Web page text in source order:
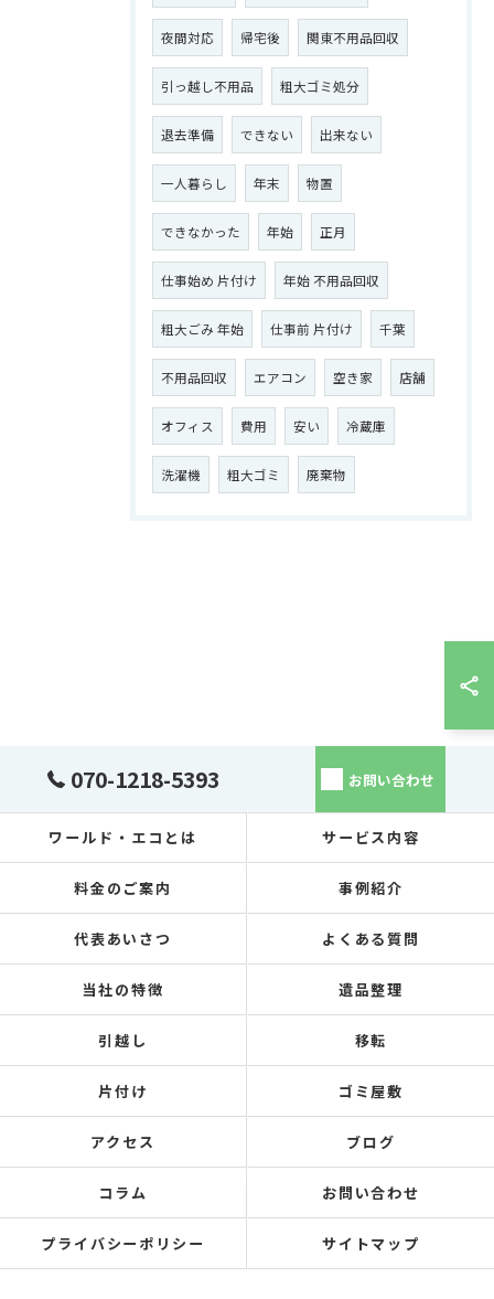
夜間対応 帰宅後 関東不用品回収
引っ越し不用品 粗大ゴミ処分
退去準備 できない 出来ない
一人暮らし 年末 物置
できなかった 年始 正月
仕事始め 片付け 年始 不用品回収
粗大ごみ 年始 仕事前 片付け 千葉
不用品回収 エアコン 空き家 店舗
オフィス 費用 安い 冷蔵庫
洗濯機 粗大ゴミ 廃棄物
070-1218-5393 お問い合わせ
ワールド・エコとは サービス内容
料金のご案内 事例紹介
代表あいさつ よくある質問
当社の特徴 遺品整理
引越し 移転
片付け ゴミ屋敷
アクセス ブログ
コラム お問い合わせ
プライバシーポリシー サイトマップ